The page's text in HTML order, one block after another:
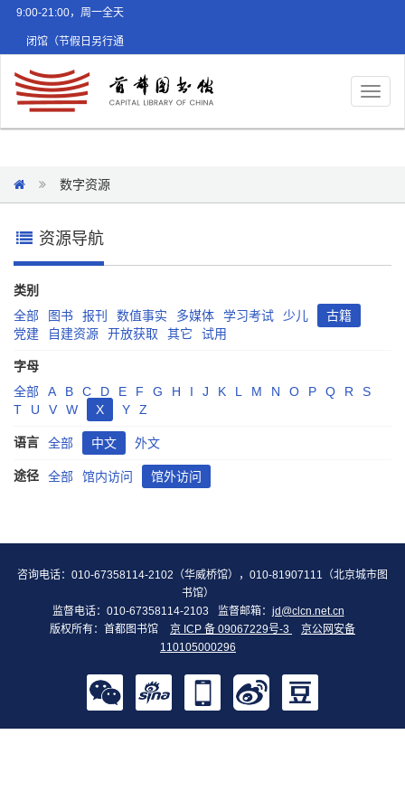
9:00-21:00，周一全天
闭馆（节假日另行通
数字资源
资源导航
类别
全部
图书 报刊 数值事实 多媒体 学习考试 少儿
古籍
党建
自建资源 开放获取 其它 试用
字母
全部
A B C D E F G H I J K L M N O P Q R
S
T
U V W X Y Z
语言 全部 中文 外文
途径 全部 馆内访问 馆外访问
咨询电话：010-67358114-2102（华威桥馆），010-81907111（北京城市图
书馆）
监督电话：010-67358114-2103
监督邮箱： jd@clcn.net.cn
版权所有：首都图书馆
京 ICP 备 09067229号-3
京公网安备
110105000296